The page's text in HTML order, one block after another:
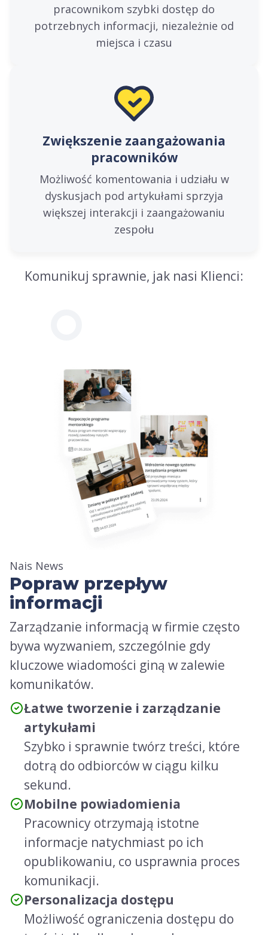
pracownikom szybki dostęp do
potrzebnych informacji, niezależnie od
miejsca i czasu
Zwiększenie zaangażowania
pracowników
Możliwość komentowania i udziału w
dyskusjach pod artykułami sprzyja
większej interakcji i zaangażowaniu
zespołu
Komunikuj sprawnie, jak nasi Klienci:
Nais News
Popraw przepływ
informacji
Zarządzanie informacją w firmie często
bywa wyzwaniem, szczególnie gdy
kluczowe wiadomości giną w zalewie
komunikatów.
Łatwe tworzenie i zarządzanie
artykułami
Szybko i sprawnie twórz treści, które
dotrą do odbiorców w ciągu kilku
sekund.
Mobilne powiadomienia
Pracownicy otrzymają istotne
informacje natychmiast po ich
opublikowaniu, co usprawnia proces
komunikacji.
Personalizacja dostępu
Możliwość ograniczenia dostępu do